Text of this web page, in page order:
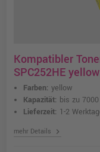
Kompatibler
SPC252HE yellow
Farben: yellow
Kapazität: bis zu
Lieferzeit: 1-2
mehr Details chevron_right